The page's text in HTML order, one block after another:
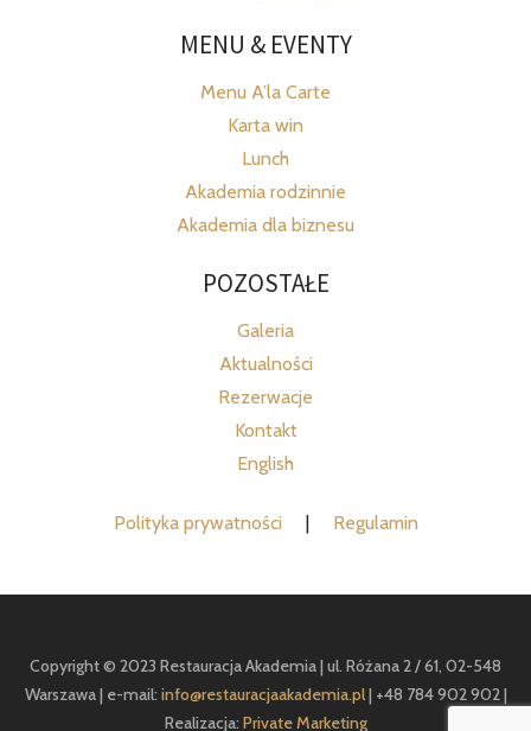
MENU & EVENTY
Menu A’la Carte
Karta win
Lunch
Akademia rodzinnie
Akademia dla biznesu
POZOSTAŁE
Galeria
Aktualności
Rezerwacje
Kontakt
English
Polityka prywatności | Regulamin
Copyright © 2023 Restauracja Akademia | ul. Różana 2 / 61, 02-548
Warszawa | e-mail: info@restauracjaakademia.pl| +48 784 902 902 |
Realizacja: Private Marketing